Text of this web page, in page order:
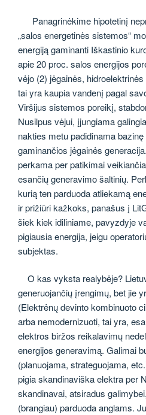
Panagrinėkime hipotetinį
„salos energetinės sistemos“
energiją gaminanti Iškastinio
apie 20 proc. salos energijos
vėjo (2) jėgainės,
tai yra kaupia vandenį pagal
Viršijus sistemos poreikį,
Nusilpus vėjui, įjungiama
nakties metu padidinama
gaminančios jėgainės
perkama per patikimai
esančių generavimo šaltinių.
kurią ten parduoda atliekamą
ir prižiūri kažkoks, panašus į
šiek kiek idiliniame, pavyzdyje
pigiausia energija, jeigu
subjektas.
O kas vyksta realybėje?
generuojančių įrengimų, bet jie
(Elektrėnų devinto kombinuoto
arba nemodernizuoti, tai yra,
elektros biržos reikalavimų
energijos generavimą. Galimai
(planuojama, strateguojama,
pigia skandinaviška elektra per
skandinavai, atsiradus
(brangiau) parduoda anglams.